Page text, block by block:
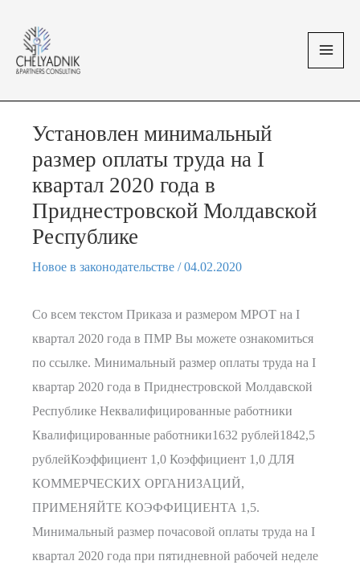
содержимому
Установлен минимальный
размер оплаты труда на I
квартал 2020 года в
Приднестровской Молдавской
Республике
Новое в законодательстве /04.02.2020
Со всем текстом Приказа и размером МРОТ на I
квартал 2020 года в ПМР Вы можете ознакомиться
по ссылке. Минимальный размер оплаты труда на I
квартар 2020 года в Приднестровской Молдавской
Республике Неквалифицированные работники
Квалифицированные работники1632 рублей1842,5
рублейКоэффициент 1,0 Коэффициент 1,0 ДЛЯ
КОММЕРЧЕСКИХ ОРГАНИЗАЦИЙ,
ПРИМЕНЯЙТЕ КОЭФФИЦИЕНТА 1,5.
Минимальный размер почасовой оплаты труда на I
квартал 2020 года при пятидневной рабочей неделе